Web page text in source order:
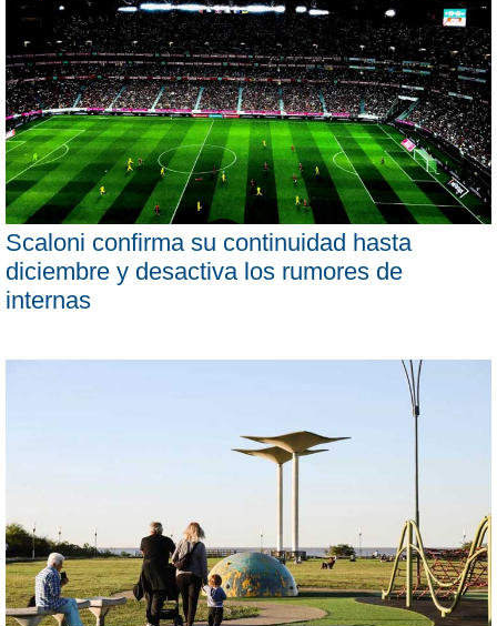
Scaloni confirma su continuidad hasta
diciembre y desactiva los rumores de
internas